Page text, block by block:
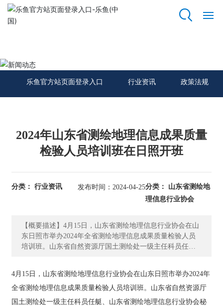
乐鱼官方站页面登录入口
官
方
面
登
口
质
誉
乐鱼官方站页面登录入口 行业资讯 政策法规
2024年山东省测绘地理信息成果质量
检验人员培训班在日照开班
分类： 行业资讯 发布时间：2024-04-25分类： 山东省测绘地
理信息行业协会
【概要描述】4月15日，山东省测绘地理信息行业协会在山
东日照市举办2024年全省测绘地理信息成果质量检验人员
培训班。山东省自然资源厅国土测绘处一级主任科员任
然资源主管部门（联络处）、测绘资质单位、会员单位从
事测绘地理信息成果质量检验工作的管理人员、业务人员6
20余人参加了第一期培训班。 开班式上，任艇代表省厅国
4月15日，山东省测绘地理信息行业协会在山东日照市举办2024年
全省测绘地理信息成果质量检验人员培训班。山东省自然资源厅
国土测绘处一级主任科员任艇、山东省测绘地理信息行业协会秘